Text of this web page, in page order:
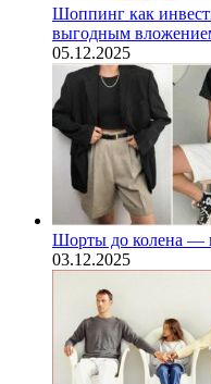
Шоппинг как
выгодным
05.12.2025
Шорты до колена —
03.12.2025